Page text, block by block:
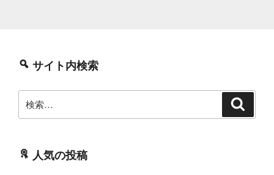
サイト内検索
索:
人気の投稿